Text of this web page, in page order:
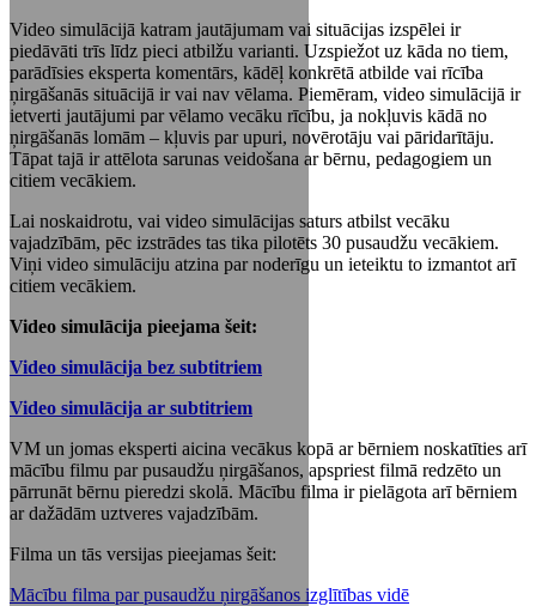
Video simulācijā katram jautājumam vai situācijas izspēlei ir
piedāvāti trīs līdz pieci atbilžu varianti. Uzspiežot uz kāda no tiem,
parādīsies eksperta komentārs, kādēļ konkrētā atbilde vai rīcība
ņirgāšanās situācijā ir vai nav vēlama. Piemēram, video simulācijā ir
ietverti jautājumi par vēlamo vecāku rīcību, ja nokļuvis kādā no
ņirgāšanās lomām – kļuvis par upuri, novērotāju vai pāridarītāju.
Tāpat tajā ir attēlota sarunas veidošana ar bērnu, pedagogiem un
citiem vecākiem.
Lai noskaidrotu, vai video simulācijas saturs atbilst vecāku
vajadzībām, pēc izstrādes tas tika pilotēts 30 pusaudžu vecākiem.
Viņi video simulāciju atzina par noderīgu un ieteiktu to izmantot arī
citiem vecākiem.
Video simulācija pieejama šeit:
Video simulācija bez subtitriem
Video simulācija ar subtitriem
VM un jomas eksperti aicina vecākus kopā ar bērniem noskatīties arī
mācību filmu par pusaudžu ņirgāšanos, apspriest filmā redzēto un
pārrunāt bērnu pieredzi skolā. Mācību filma ir pielāgota arī bērniem
ar dažādām uztveres vajadzībām.
Filma un tās versijas pieejamas šeit:
Mācību filma par pusaudžu ņirgāšanos izglītības vidē